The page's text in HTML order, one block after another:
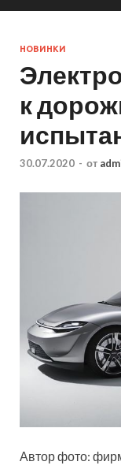
НОВИНКИ
к
30.07.2020 - от
Автор фото: